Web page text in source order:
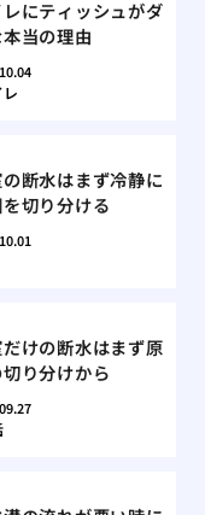
レにティッシュがダ
当の理由
レ
断水はまず冷静に
切り分ける
だけの断水はまず原
り分けから